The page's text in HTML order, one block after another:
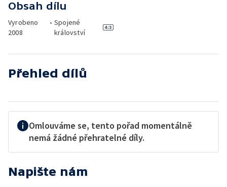
Obsah dílu
Vyrobeno
2008
• Spojené
království
Přehled dílů
Omlouváme se, tento pořad momentálně
nemá žádné přehratelné díly.
Napište nám